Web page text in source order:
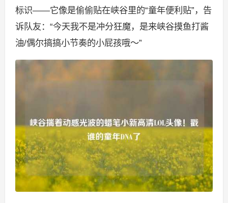
标识——它像是偷偷贴在峡谷里的“童年便利贴”，告
诉队友：“今天我不是冲分狂魔，是来峡谷摸鱼打酱
油/偶尔搞搞小节奏的小屁孩哦～”